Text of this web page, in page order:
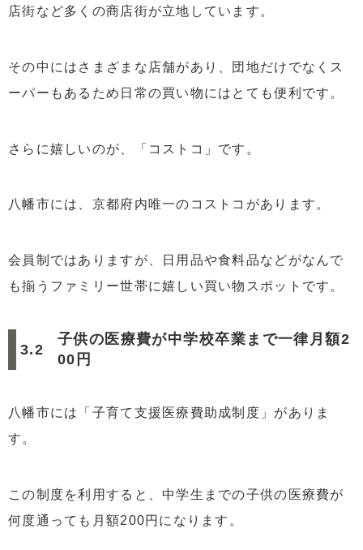
店街など多くの商店街が立地しています。
その中にはさまざまな店舗があり、団地だけでなくス
ーパーもあるため日常の買い物にはとても便利です。
さらに嬉しいのが、「コストコ」です。
八幡市には、京都府内唯一のコストコがあります。
会員制ではありますが、日用品や食料品などがなんで
も揃うファミリー世帯に嬉しい買い物スポットです。
子供の医療費が中学校卒業まで一律月額2
00円
八幡市には「子育て支援医療費助成制度」がありま
す。
この制度を利用すると、中学生までの子供の医療費が
何度通っても月額200円になります。